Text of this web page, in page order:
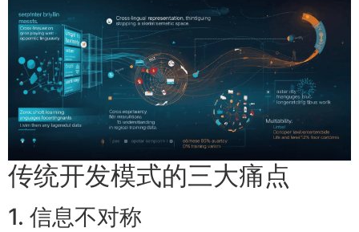
传统开发模式的三大痛点
1. 信息不对称